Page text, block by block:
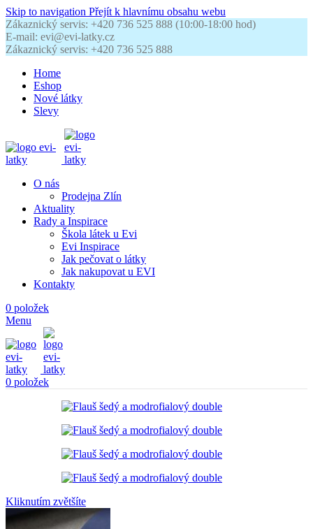
Skip to navigation Přejít k hlavnímu obsahu webu
Zákaznický servis: +420 736 525 888 (10:00-18:00 hod)
E-mail: evi@evi-latky.cz
Zákaznický servis: +420 736 525 888
Home
Eshop
Nové látky
Slevy
O nás
Prodejna Zlín
Aktuality
Rady a Inspirace
Škola látek u Evi
Evi Inspirace
Jak pečovat o látky
Jak nakupovat u EVI
Kontakty
0 položek
Menu
0 položek
Kliknutím zvětšíte